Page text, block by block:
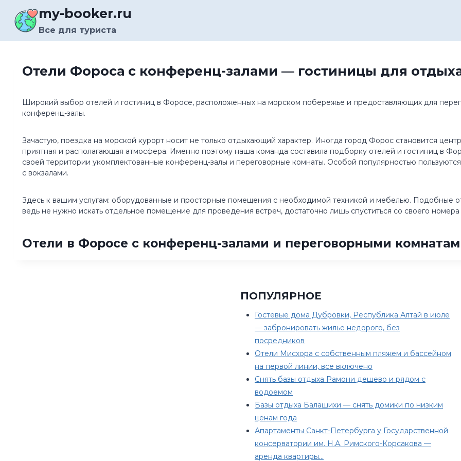
содержимому
my-booker.ru
Все для туриста
Отели Фороса с конференц-залами — гостиницы для
Широкий выбор отелей и гостиниц в Форосе, расположенных на морском побережье и предоставляющих для
конференц-залы.
Зачастую, поездка на морской курорт носит не только отдыхающий характер. Иногда город Форос становится
приятная и располагающая атмосфера. Именно поэтому наша команда составила подборку отелей и гостиниц в
своей территории укомплектованные конференц-залы и переговорные комнаты. Особой популярностью
с вокзалами.
Здесь к вашим услугам: оборудованные и просторные помещения с необходимой техникой и мебелью. Подобные
ведь не нужно искать отдельное помещение для проведения встреч, достаточно лишь спуститься со своего
Отели в Форосе с конференц-залами и переговорными
ПОПУЛЯРНОЕ
Гостевые дома Дубровки, Республика Алтай в июле
— забронировать жилье недорого, без
посредников
Отели Мисхора с собственным пляжем и бассейном
на первой линии, все включено
Снять базы отдыха Рамони дешево и рядом с
водоемом
Базы отдыха Балашихи — снять домики по низким
ценам года
Апартаменты Санкт-Петербурга у Государственной
консерватории им. Н.А. Римского-Корсакова —
аренда квартиры…